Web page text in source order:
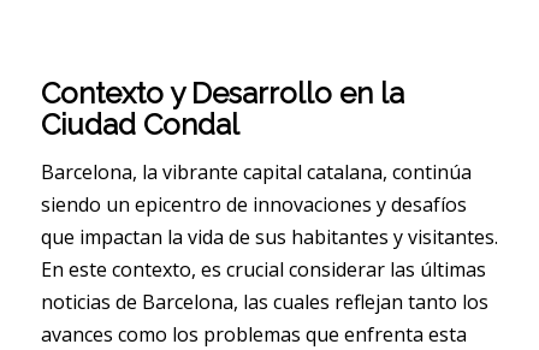
Contexto y Desarrollo en la
Ciudad Condal
Barcelona, la vibrante capital catalana, continúa
siendo un epicentro de innovaciones y desafíos
que impactan la vida de sus habitantes y visitantes.
En este contexto, es crucial considerar las últimas
noticias de Barcelona, las cuales reflejan tanto los
avances como los problemas que enfrenta esta